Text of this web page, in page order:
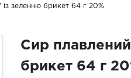
зеленню брикет 64 г 20%
Сир
брикет 64 г